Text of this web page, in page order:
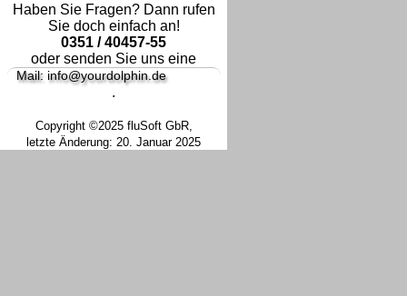
Haben Sie Fragen? Dann rufen
Sie doch einfach an!
0351 / 40457-55
oder senden Sie uns eine
Mail: info@yourdolphin.de
.
Copyright ©2025 fluSoft GbR,
letzte Änderung: 20. Januar 2025